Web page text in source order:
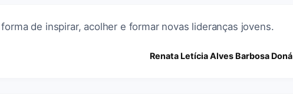
de inspirar, acolher e formar novas lideranças jovens.
Renata Letícia Alves Barbosa Doná